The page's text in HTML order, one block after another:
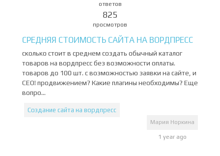
ответов
825
просмотров
СРЕДНЯЯ СТОИМОСТЬ САЙТА НА ВОРДПРЕСС
сколько стоит в среднем создать обычный каталог
товаров на вордпресс без возможности оплаты.
товаров до 100 шт. с возможностью заявки на сайте, и
СЕО! продвижением? Какие плагины необходимы? Еще
вопро...
Создание сайта на вордпресс
Мария Норкина
1 year ago